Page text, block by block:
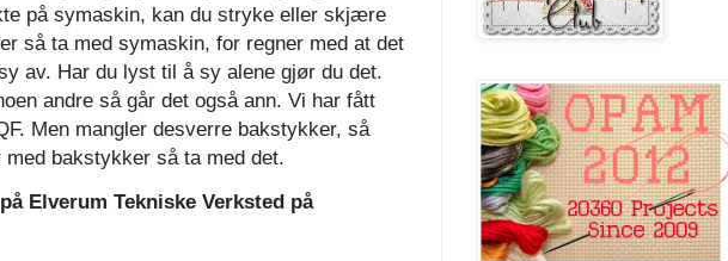
på symaskin, kan du stryke eller skjære
så ta med symaskin, for regner med at det
av. Har du lyst til å sy alene gjør du det.
andre så går det også ann. Vi har fått
Men mangler desverre bakstykker, så
bakstykker så ta med det.
Elverum Tekniske Verksted på